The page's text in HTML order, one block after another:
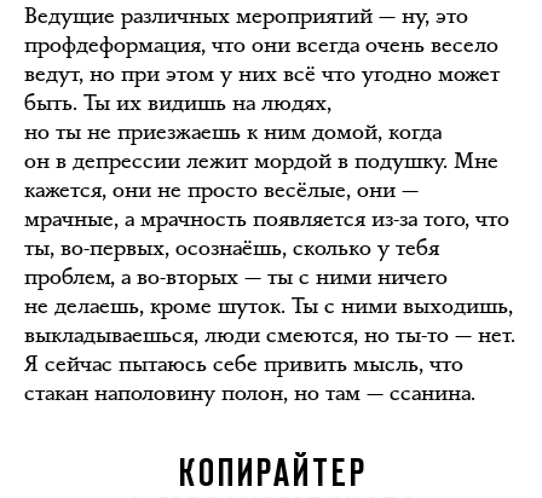
Ведущие различных мероприятий — ну, это
профдеформация, что они всегда очень весело
ведут, но при этом у них всё что угодно может
быть. Ты их видишь на людях,
но ты не приезжаешь к ним домой, когда
он в депрессии лежит мордой в подушку. Мне
кажется, они не просто весёлые, они —
мрачные, а мрачность появляется из-за того, что
ты, во-первых, осознаёшь, сколько у тебя
проблем, а во-вторых — ты с ними ничего
не делаешь, кроме шуток. Ты с ними выходишь,
выкладываешься, люди смеются, но ты-то — нет.
Я сейчас пытаюсь себе привить мысль, что
стакан наполовину полон, но там — ссанина.
КОПИРАЙТЕР